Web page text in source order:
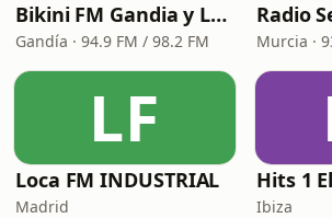
Bikini FM Gandia y La Safor
Gandía · 94.9 FM / 98.2 FM
Radio
Murcia ·
LF
Loca FM INDUSTRIAL
Madrid
Hits 1
Ibiza